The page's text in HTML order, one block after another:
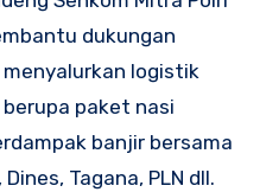
dukungan
logistik
paket nasi
banjir bersama
Tagana, PLN dll.